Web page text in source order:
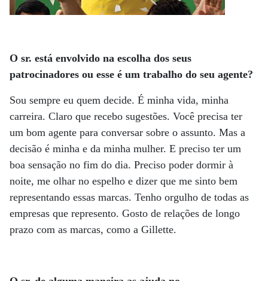
O sr. está envolvido na escolha dos seus
patrocinadores ou esse é um trabalho do seu agente?
Sou sempre eu quem decide. É minha vida, minha
carreira. Claro que recebo sugestões. Você precisa ter
um bom agente para conversar sobre o assunto. Mas a
decisão é minha e da minha mulher. E preciso ter um
boa sensação no fim do dia. Preciso poder dormir à
noite, me olhar no espelho e dizer que me sinto bem
representando essas marcas. Tenho orgulho de todas as
empresas que represento. Gosto de relações de longo
prazo com as marcas, como a Gillette.